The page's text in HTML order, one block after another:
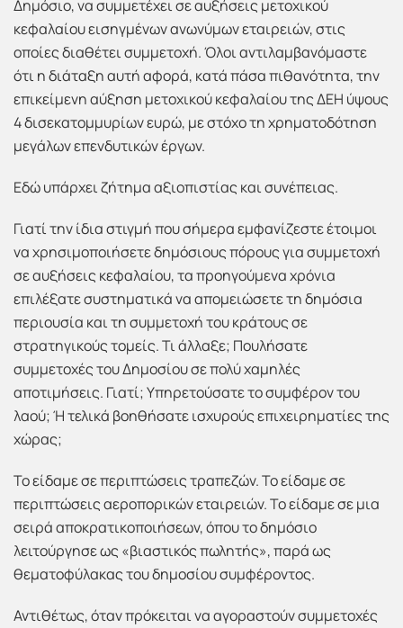
Δημόσιο, να συμμετέχει σε αυξήσεις μετοχικού
κεφαλαίου εισηγμένων ανωνύμων εταιρειών, στις
οποίες διαθέτει συμμετοχή. Όλοι αντιλαμβανόμαστε
ότι η διάταξη αυτή αφορά, κατά πάσα πιθανότητα, την
επικείμενη αύξηση μετοχικού κεφαλαίου της ΔΕΗ ύψους
4 δισεκατομμυρίων ευρώ, με στόχο τη χρηματοδότηση
μεγάλων επενδυτικών έργων.
Εδώ υπάρχει ζήτημα αξιοπιστίας και συνέπειας.
Γιατί την ίδια στιγμή που σήμερα εμφανίζεστε έτοιμοι
να χρησιμοποιήσετε δημόσιους πόρους για συμμετοχή
σε αυξήσεις κεφαλαίου, τα προηγούμενα χρόνια
επιλέξατε συστηματικά να απομειώσετε τη δημόσια
περιουσία και τη συμμετοχή του κράτους σε
στρατηγικούς τομείς. Τι άλλαξε; Πουλήσατε
συμμετοχές του Δημοσίου σε πολύ χαμηλές
αποτιμήσεις. Γιατί; Υπηρετούσατε το συμφέρον του
λαού; Ή τελικά βοηθήσατε ισχυρούς επιχειρηματίες της
χώρας;
Το είδαμε σε περιπτώσεις τραπεζών. Το είδαμε σε
περιπτώσεις αεροπορικών εταιρειών. Το είδαμε σε μια
σειρά αποκρατικοποιήσεων, όπου το δημόσιο
λειτούργησε ως «βιαστικός πωλητής», παρά ως
θεματοφύλακας του δημοσίου συμφέροντος.
Αντιθέτως, όταν πρόκειται να αγοραστούν συμμετοχές